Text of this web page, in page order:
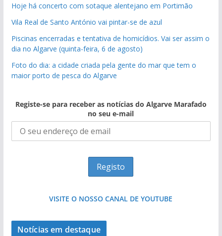
Hoje há concerto com sotaque alentejano em Portimão
Vila Real de Santo António vai pintar-se de azul
Piscinas encerradas e tentativa de homicídios. Vai ser assim o
dia no Algarve (quinta-feira, 6 de agosto)
Foto do dia: a cidade criada pela gente do mar que tem o
maior porto de pesca do Algarve
Registe-se para receber as notícias do Algarve Marafado
no seu e-mail
VISITE O NOSSO CANAL DE YOUTUBE
Notícias em destaque